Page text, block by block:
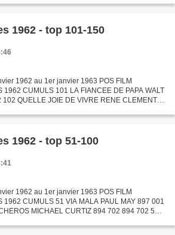
1962 - top 101-150
1962 au 1er janvier 1963 POS FILM
1962 CUMULS 101 LA FIANCEE DE PAPA WALT
QUELLE JOIE DE VIVRE RENE CLEMENT
1962 - top 51-100
1962 au 1er janvier 1963 POS FILM
1962 CUMULS 51 VIA MALA PAUL MAY 897 001
MICHAEL CURTIZ 894 702 894 702 53